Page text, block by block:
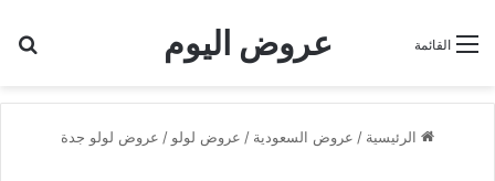
عروض اليوم القائمة
الرئيسية / عروض السعودية / عروض لولو / عروض لولو جدة